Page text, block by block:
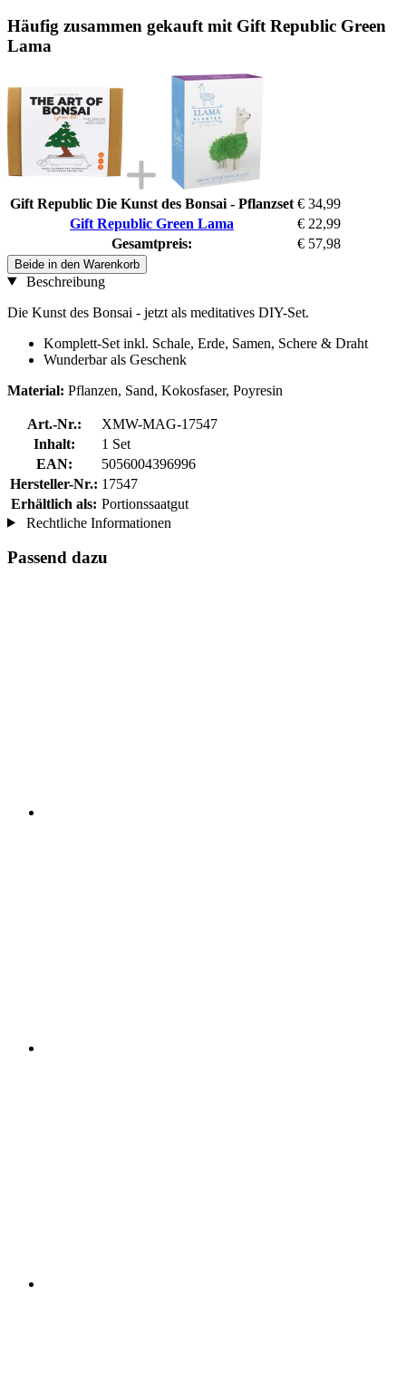
Häufig zusammen gekauft mit Gift Republic Green
Lama
Gift Republic Die Kunst des Bonsai - Pflanzset € 34,99
Gift Republic Green Lama
€ 22,99
Gesamtpreis:
€ 57,98
Beide in den Warenkorb
Beschreibung
Die Kunst des Bonsai - jetzt als meditatives DIY-Set.
Komplett-Set inkl. Schale, Erde, Samen, Schere & Draht
Wunderbar als Geschenk
Material: Pflanzen, Sand, Kokosfaser, Poyresin
Art.-Nr.:
XMW-MAG-17547
Inhalt:
1 Set
EAN:
5056004396996
Hersteller-Nr.: 17547
Erhältlich als: Portionssaatgut
Rechtliche Informationen
Passend dazu